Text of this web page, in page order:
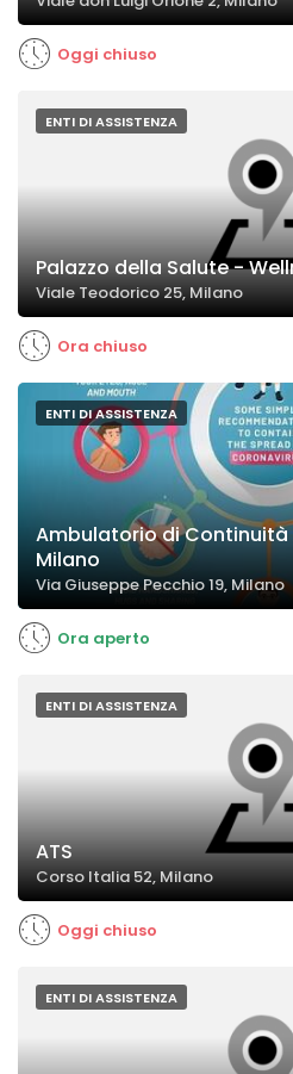
Oggi chiuso
ENTI DI ASSISTENZA
Palazzo della Salute -
Viale Teodorico 25, Milano
Ora chiuso
ENTI DI ASSISTENZA
Ambulatorio di Continuità
Milano
Via Giuseppe Pecchio 19, Milano
Ora aperto
ENTI DI ASSISTENZA
ATS
Corso Italia 52, Milano
Oggi chiuso
ENTI DI ASSISTENZA